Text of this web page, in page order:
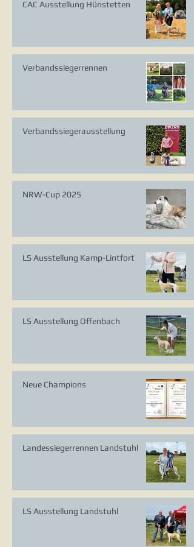
CAC Ausstellung Hünstetten
Verbandssiegerrennen
Verbandssiegerausstellung
NRW-Cup 2025
LS Ausstellung Kamp-Lintfort
LS Ausstellung Offenbach
Neue Champions
Landessiegerrennen Landstuhl
LS Ausstellung Landstuhl